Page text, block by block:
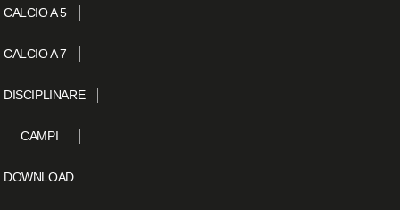
CALCIO A 5
CALCIO A 7
DISCIPLINARE
CAMPI
DOWNLOAD